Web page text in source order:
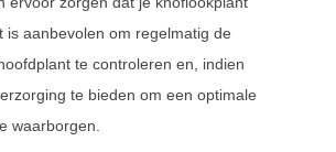
is aanbevolen om regelmatig de
te controleren en, indien
te bieden om een optimale
waarborgen.